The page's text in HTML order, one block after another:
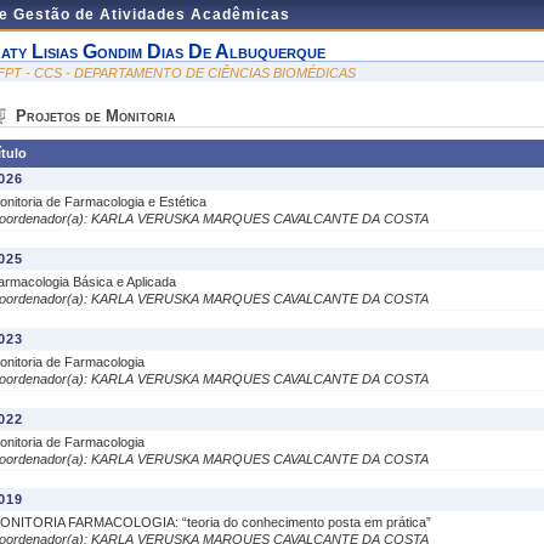
Gestão de Atividades Acadêmicas
Lisias Gondim Dias De Albuquerque
- CCS - DEPARTAMENTO DE CIÊNCIAS BIOMÉDICAS
Projetos de Monitoria
de Farmacologia e Estética
KARLA VERUSKA MARQUES CAVALCANTE DA COSTA
Básica e Aplicada
KARLA VERUSKA MARQUES CAVALCANTE DA COSTA
de Farmacologia
KARLA VERUSKA MARQUES CAVALCANTE DA COSTA
de Farmacologia
KARLA VERUSKA MARQUES CAVALCANTE DA COSTA
FARMACOLOGIA: “teoria do conhecimento posta em prática”
KARLA VERUSKA MARQUES CAVALCANTE DA COSTA